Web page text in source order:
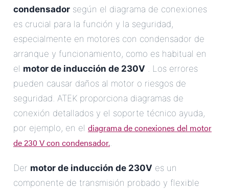
condensador según el diagrama de conexiones
es crucial para la función y la seguridad,
especialmente en motores con condensador de
arranque y funcionamiento, como es habitual en
el motor de inducción de 230V . Los errores
pueden causar daños al motor o riesgos de
seguridad. ATEK proporciona diagramas de
conexión detallados y el soporte técnico ayuda,
por ejemplo, en el diagrama de conexiones del motor
de 230 V con condensador..
Der motor de inducción de 230V es un
componente de transmisión probado y flexible